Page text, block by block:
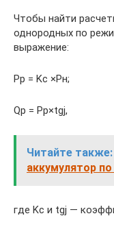
Чтобы найти
однородных по
выражение:
Pp = Kс ×Рн;
Qp = Рp×tgj,
Читайте также:
аккумулятор
где Kс и tgj —